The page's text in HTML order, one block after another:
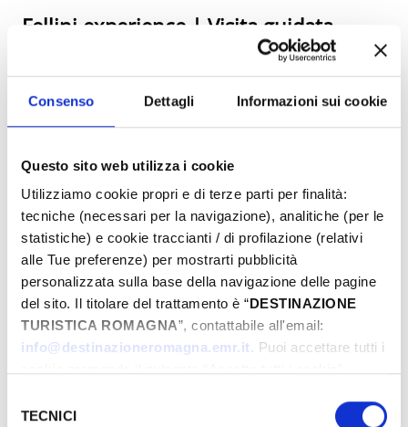
Consenso Dettagli Informazioni sui cookie
Questo sito web utilizza i cookie
Utilizziamo cookie propri e di terze parti per finalità:
tecniche (necessari per la navigazione), analitiche (per le
statistiche) e cookie traccianti / di profilazione (relativi
alle Tue preferenze) per mostrarti pubblicità
personalizzata sulla base della navigazione delle pagine
del sito. Il titolare del trattamento è “DESTINAZIONE
TURISTICA ROMAGNA”, contattabile all'email:
info@destinazioneromagna.emr.it. Puoi accettare tutti i
gestire le tue preferenze facendo clic su “Personalizza”.
delTECNICI
Fellini experience | Visita guidata
Rimini (RN)
30 Mar - 20 Apr 2025
Inaugurazione esposizione sul Cantico
delle Creature
Cammino di San Francesco da Rimini a Laverna
Sant'Agata Feltria (RN)
Beat Fest | Borgo Marina Centro